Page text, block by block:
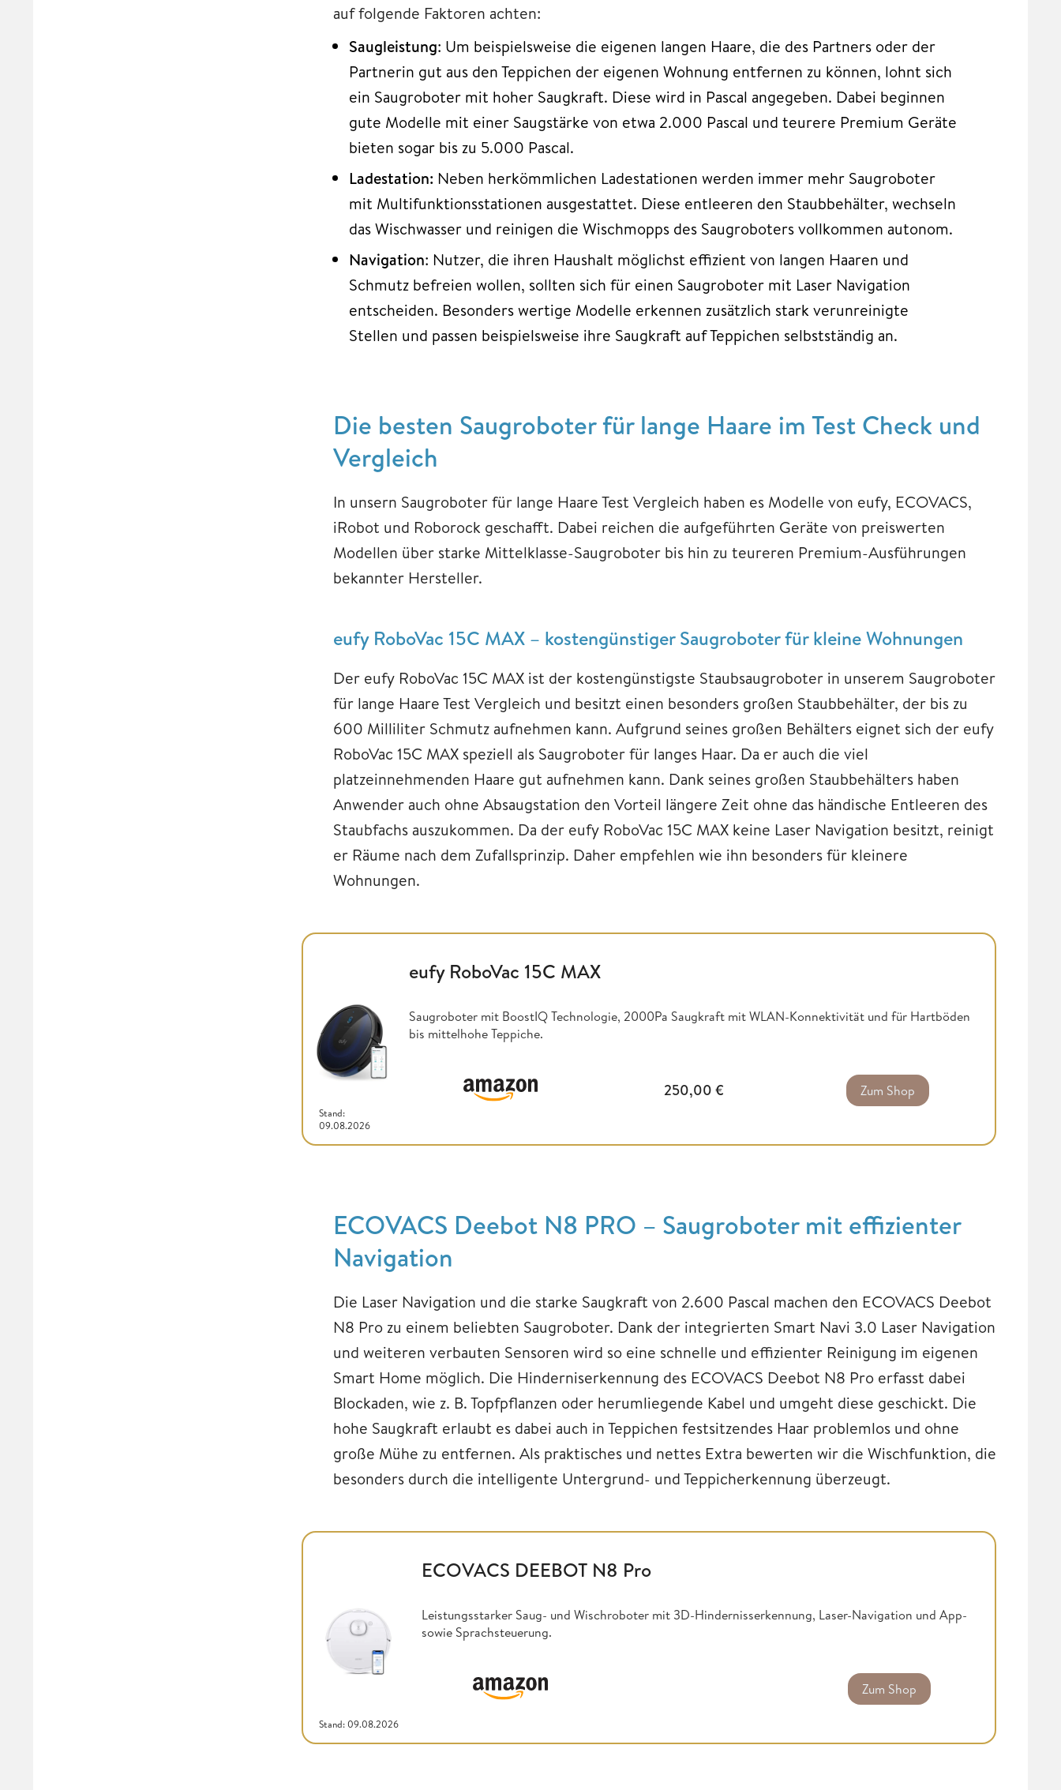
auf folgende Faktoren achten:
Saugleistung: Um beispielsweise die eigenen langen Haare, die des Partners oder der
Partnerin gut aus den Teppichen der eigenen Wohnung entfernen zu können, lohnt sich
ein Saugroboter mit hoher Saugkraft. Diese wird in Pascal angegeben. Dabei beginnen
gute Modelle mit einer Saugstärke von etwa 2.000 Pascal und teurere Premium Geräte
bieten sogar bis zu 5.000 Pascal.
Ladestation: Neben herkömmlichen Ladestationen werden immer mehr Saugroboter
mit Multifunktionsstationen ausgestattet. Diese entleeren den Staubbehälter, wechseln
das Wischwasser und reinigen die Wischmopps des Saugroboters vollkommen autonom.
Navigation: Nutzer, die ihren Haushalt möglichst effizient von langen Haaren und
Schmutz befreien wollen, sollten sich für einen Saugroboter mit Laser Navigation
entscheiden. Besonders wertige Modelle erkennen zusätzlich stark verunreinigte
Stellen und passen beispielsweise ihre Saugkraft auf Teppichen selbstständig an.
Die besten Saugroboter für lange Haare im Test Check und
Vergleich
In unsern Saugroboter für lange Haare Test Vergleich haben es Modelle von eufy, ECOVACS,
iRobot und Roborock geschafft. Dabei reichen die aufgeführten Geräte von preiswerten
Modellen über starke Mittelklasse-Saugroboter bis hin zu teureren Premium-Ausführungen
bekannter Hersteller.
eufy RoboVac 15C MAX – kostengünstiger Saugroboter für kleine Wohnungen
Der eufy RoboVac 15C MAX ist der kostengünstigste Staubsaugroboter in unserem Saugroboter
für lange Haare Test Vergleich und besitzt einen besonders großen Staubbehälter, der bis zu
600 Milliliter Schmutz aufnehmen kann. Aufgrund seines großen Behälters eignet sich der eufy
RoboVac 15C MAX speziell als Saugroboter für langes Haar. Da er auch die viel
platzeinnehmenden Haare gut aufnehmen kann. Dank seines großen Staubbehälters haben
Anwender auch ohne Absaugstation den Vorteil längere Zeit ohne das händische Entleeren des
Staubfachs auszukommen. Da der eufy RoboVac 15C MAX keine Laser Navigation besitzt, reinigt
er Räume nach dem Zufallsprinzip. Daher empfehlen wie ihn besonders für kleinere
Wohnungen.
Stand:
09.08.2026
eufy RoboVac 15C MAX
Saugroboter mit BoostIQ Technologie, 2000Pa Saugkraft mit WLAN-Konnektivität und für Hartböden
bis mittelhohe Teppiche.
250,00€ Zum Shop
ECOVACS Deebot N8 PRO – Saugroboter mit effizienter
Navigation
Die Laser Navigation und die starke Saugkraft von 2.600 Pascal machen den ECOVACS Deebot
N8 Pro zu einem beliebten Saugroboter. Dank der integrierten Smart Navi 3.0 Laser Navigation
und weiteren verbauten Sensoren wird so eine schnelle und effizienter Reinigung im eigenen
Smart Home möglich. Die Hinderniserkennung des ECOVACS Deebot N8 Pro erfasst dabei
Blockaden, wie z. B. Topfpflanzen oder herumliegende Kabel und umgeht diese geschickt. Die
hohe Saugkraft erlaubt es dabei auch in Teppichen festsitzendes Haar problemlos und ohne
große Mühe zu entfernen. Als praktisches und nettes Extra bewerten wir die Wischfunktion, die
besonders durch die intelligente Untergrund- und Teppicherkennung überzeugt.
Stand: 09.08.2026
ECOVACS DEEBOT N8 Pro
Leistungsstarker Saug- und Wischroboter mit 3D-Hindernisserkennung, Laser-Navigation und App-
sowie Sprachsteuerung.
Zum Shop